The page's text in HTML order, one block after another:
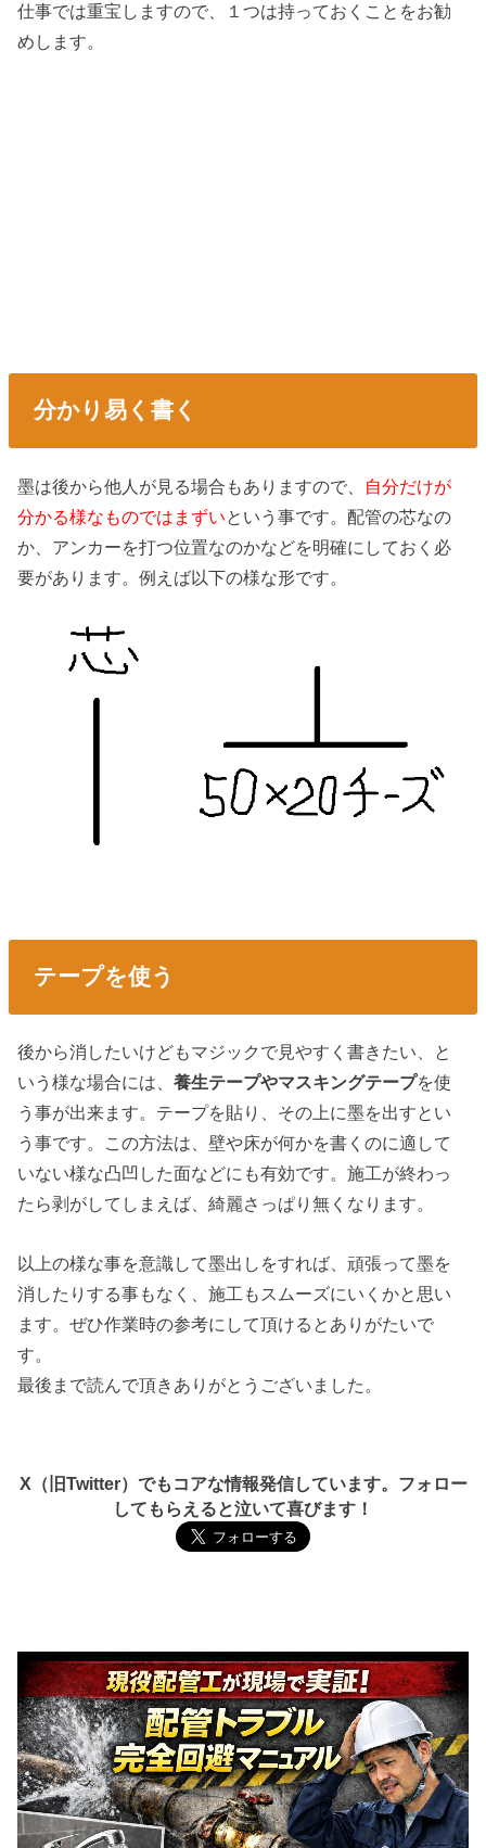
仕事では重宝しますので、１つは持っておくことをお勧
めします。
分かり易く書く
墨は後から他人が見る場合もありますので、 自分だけが
分かる様なものではまずい という事です。配管の芯なの
か、アンカーを打つ位置なのかなどを明確にしておく必
要があります。例えば以下の様な形です。
テープを使う
後から消したいけどもマジックで見やすく書きたい、と
いう様な場合には、養生テープやマスキングテープを使
う事が出来ます。テープを貼り、その上に墨を出すとい
う事です。この方法は、壁や床が何かを書くのに適して
いない様な凸凹した面などにも有効です。施工が終わっ
たら剥がしてしまえば、綺麗さっぱり無くなります。
以上の様な事を意識して墨出しをすれば、頑張って墨を
消したりする事もなく、施工もスムーズにいくかと思い
ます。ぜひ作業時の参考にして頂けるとありがたいで
す。
最後まで読んで頂きありがとうございました。
X（旧Twitter）でもコアな情報発信しています。フォロー
してもらえると泣いて喜びます！